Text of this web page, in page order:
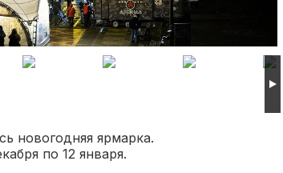
новогодняя ярмарка.
по 12 января.